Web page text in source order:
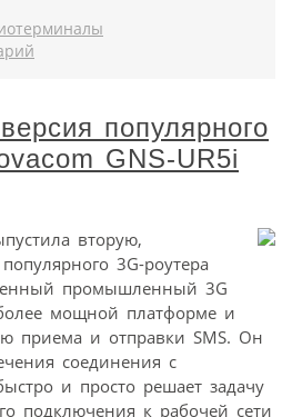
популярного
GNS-UR5i
вторую,
3G-роутера
промышленный 3G
мощной платформе и
приема и отправки SMS. Он
соединения с
и просто решает задачу
подключения к рабочей сети